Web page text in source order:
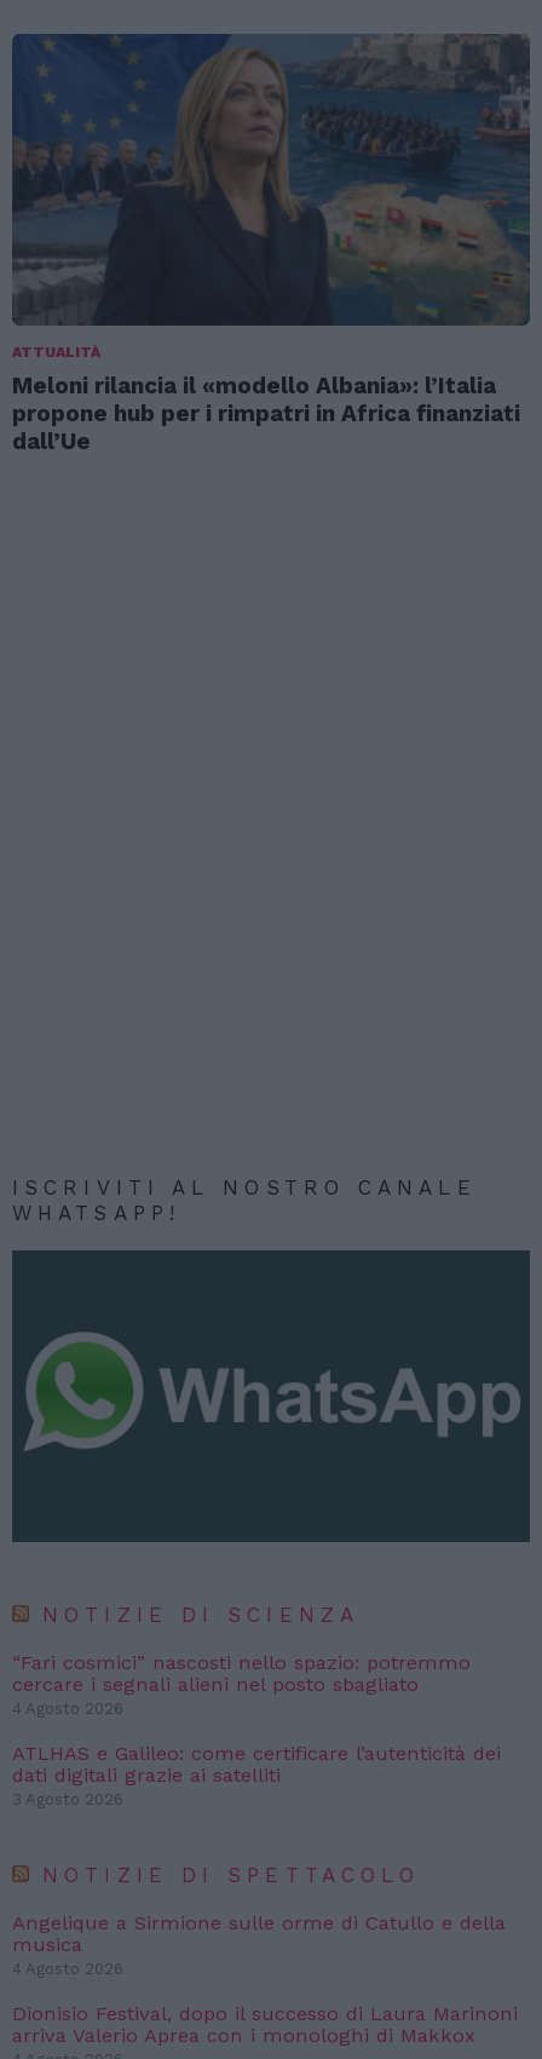
ATTUALITÀ
Meloni rilancia il «modello Albania»: l’Italia
propone hub per i rimpatri in Africa finanziati
dall’Ue
ISCRIVITI AL NOSTRO CANALE
WHATSAPP!
NOTIZIE DI SCIENZA
“Fari cosmici” nascosti nello spazio: potremmo
cercare i segnali alieni nel posto sbagliato
4 Agosto 2026
ATLHAS e Galileo: come certificare l’autenticità dei
dati digitali grazie ai satelliti
3 Agosto 2026
NOTIZIE DI SPETTACOLO
Angelique a Sirmione sulle orme di Catullo e della
musica
4 Agosto 2026
Dionisio Festival, dopo il successo di Laura Marinoni
arriva Valerio Aprea con i monologhi di Makkox